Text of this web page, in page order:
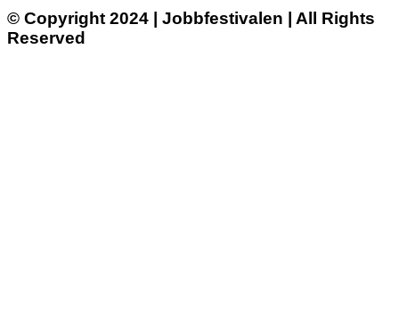
© Copyright 2024 | Jobbfestivalen | All Rights
Reserved